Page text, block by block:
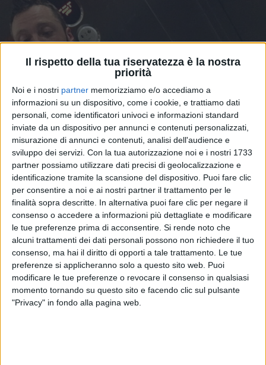
Il rispetto della tua riservatezza è la nostra
priorità
Noi e i nostri partner memorizziamo e/o accediamo a
informazioni su un dispositivo, come i cookie, e trattiamo dati
personali, come identificatori univoci e informazioni standard
inviate da un dispositivo per annunci e contenuti personalizzati,
misurazione di annunci e contenuti, analisi dell'audience e
sviluppo dei servizi. Con la tua autorizzazione noi e i nostri 1733
partner possiamo utilizzare dati precisi di geolocalizzazione e
identificazione tramite la scansione del dispositivo. Puoi fare clic
per consentire a noi e ai nostri partner il trattamento per le
finalità sopra descritte. In alternativa puoi fare clic per negare il
consenso o accedere a informazioni più dettagliate e modificare
le tue preferenze prima di acconsentire. Si rende noto che
alcuni trattamenti dei dati personali possono non richiedere il tuo
consenso, ma hai il diritto di opporti a tale trattamento. Le tue
preferenze si applicheranno solo a questo sito web. Puoi
modificare le tue preferenze o revocare il consenso in qualsiasi
momento tornando su questo sito e facendo clic sul pulsante
"Privacy" in fondo alla pagina web.
Tiziano Ferro ballerino hip hop, ecco il
video: “Davanti ai dubbi balla!”
Il cantante mostra la sua abilità nella danza in una
palestra a Londra